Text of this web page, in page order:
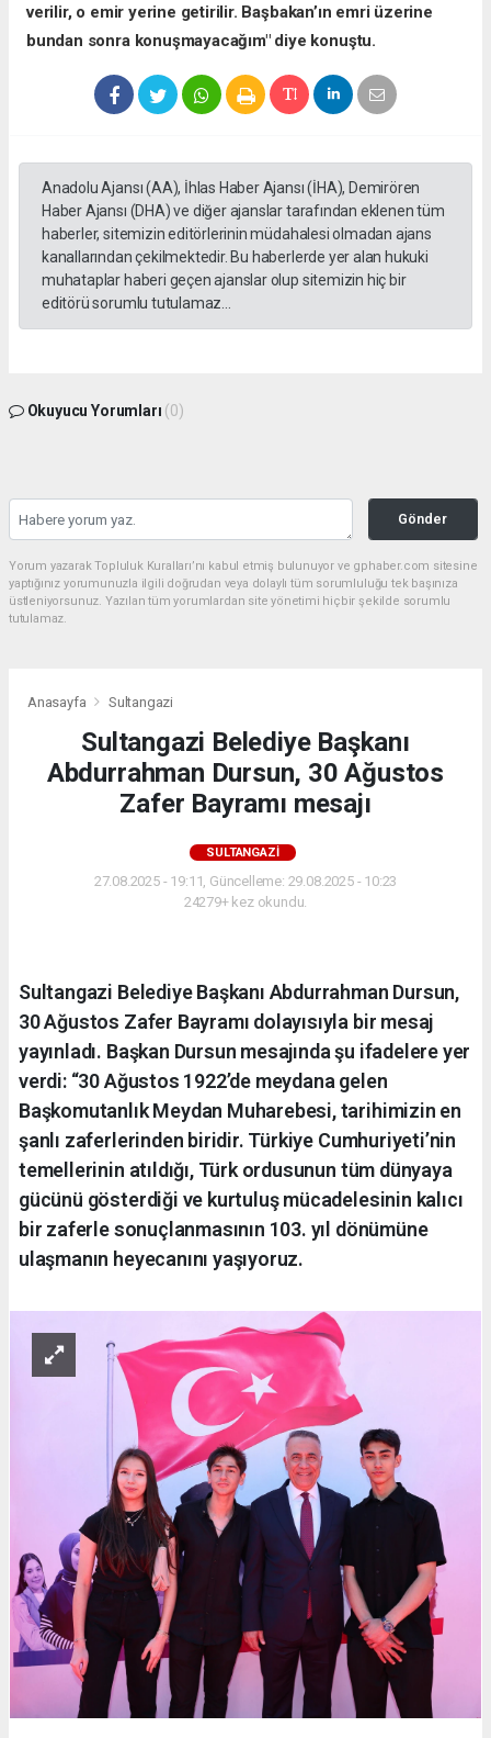
verilir, o emir yerine getirilir. Başbakan’ın emri üzerine
bundan sonra konuşmayacağım" diye konuştu.
Anadolu Ajansı (AA), İhlas Haber Ajansı (İHA), Demirören
Haber Ajansı (DHA) ve diğer ajanslar tarafından eklenen tüm
haberler, sitemizin editörlerinin müdahalesi olmadan ajans
kanallarından çekilmektedir. Bu haberlerde yer alan hukuki
muhataplar haberi geçen ajanslar olup sitemizin hiç bir
editörü sorumlu tutulamaz...
Okuyucu Yorumları (0)
Gönder
Yorum yazarak Topluluk Kuralları’nı kabul etmiş bulunuyor ve gphaber.com sitesine
yaptığınız yorumunuzla ilgili doğrudan veya dolaylı tüm sorumluluğu tek başınıza
üstleniyorsunuz. Yazılan tüm yorumlardan site yönetimi hiçbir şekilde sorumlu
tutulamaz.
Anasayfa Sultangazi
Sultangazi Belediye Başkanı
Abdurrahman Dursun, 30 Ağustos
Zafer Bayramı mesajı
SULTANGAZI
27.08.2025 - 19:11, Güncelleme: 29.08.2025 - 10:23
24279+ kez okundu.
Sultangazi Belediye Başkanı Abdurrahman Dursun,
30 Ağustos Zafer Bayramı dolayısıyla bir mesaj
yayınladı. Başkan Dursun mesajında şu ifadelere yer
verdi: “30 Ağustos 1922’de meydana gelen
Başkomutanlık Meydan Muharebesi, tarihimizin en
şanlı zaferlerinden biridir. Türkiye Cumhuriyeti’nin
temellerinin atıldığı, Türk ordusunun tüm dünyaya
gücünü gösterdiği ve kurtuluş mücadelesinin kalıcı
bir zaferle sonuçlanmasının 103. yıl dönümüne
ulaşmanın heyecanını yaşıyoruz.